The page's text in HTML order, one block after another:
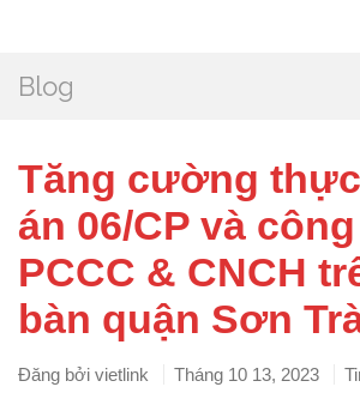
Blog
Tăng cường
án 06/CP và
PCCC & CNCH
bàn quận Sơn
Đăng bởi vietlink Tháng 10 13, 2023